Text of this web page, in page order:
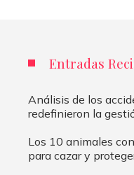
Entradas
Análisis de los
redefinieron la
Los 10 animales
para cazar y